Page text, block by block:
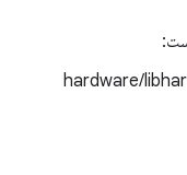
hardware/